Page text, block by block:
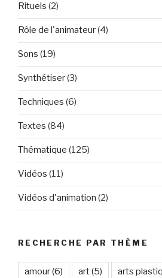
Rituels (2)
Rôle de l'animateur(4)
Sons (19)
Synthétiser(3)
Techniques (6)
Textes (84)
Thématique (125)
Vidéos (11)
Vidéos d'animation (2)
RECHERCHE PAR THÈME
amour(6) art(5) arts